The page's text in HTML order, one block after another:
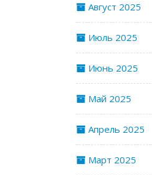
Август 2025
Июль 2025
Июнь 2025
Май 2025
Апрель 2025
Март 2025